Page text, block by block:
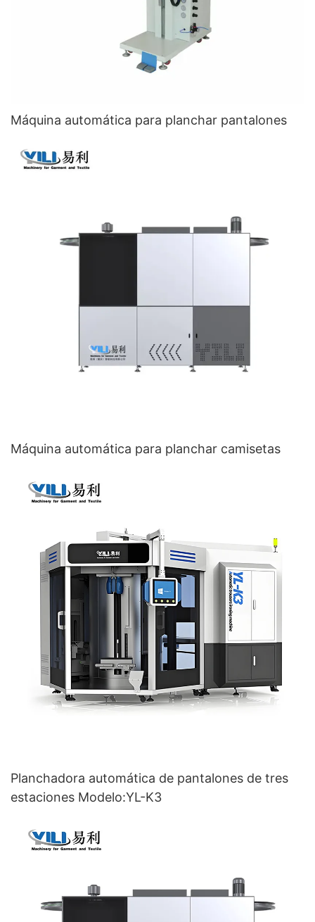
Máquina automática para planchar pantalones
Máquina automática para planchar camisetas
Planchadora automática de pantalones de tres
estaciones Modelo:YL-K3